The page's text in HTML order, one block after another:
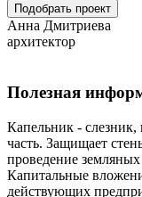
Подобрать проект
Анна Дмитриева
архитектор
Полезная
Капельник -
часть. Защищает
проведение
Капитальные
действующих